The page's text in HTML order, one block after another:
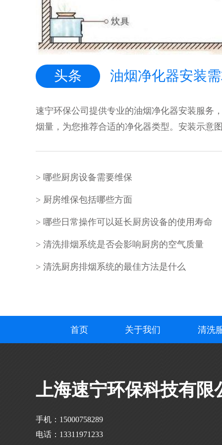
头条
速宁环保公司提供专业的油烟净化器安装服务
烟量，为您推荐合适的净化器类型。安装示意
哪些厨房设备需要维保
厨房维保包括哪些方面
哪些日常操作可以延长厨房设备的使用寿命
清洗排烟系统是否会影响厨房的空气质量
清洗厨房排烟系统的最佳方法是什么
首页 关于我们 清洗
上海速宁环保科技有限
手机：15000758289
电话：13311971233